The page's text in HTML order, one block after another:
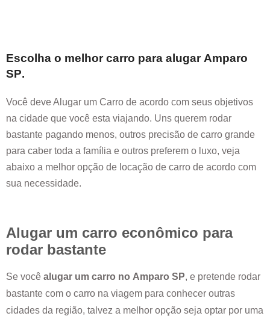
Escolha o melhor carro para alugar Amparo
SP.
Você deve Alugar um Carro de acordo com seus objetivos
na cidade que você esta viajando. Uns querem rodar
bastante pagando menos, outros precisão de carro grande
para caber toda a família e outros preferem o luxo, veja
abaixo a melhor opção de locação de carro de acordo com
sua necessidade.
Alugar um carro econômico para
rodar bastante
Se você alugar um carro no Amparo SP, e pretende rodar
bastante com o carro na viagem para conhecer outras
cidades da região, talvez a melhor opção seja optar por uma